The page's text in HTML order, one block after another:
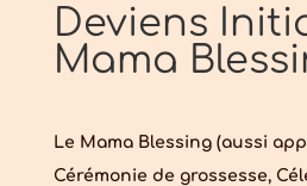
Deviens
Mama
Le Mama Blessing (aussi
Cérémonie de grossesse,